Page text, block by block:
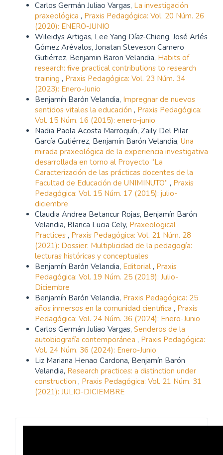
Carlos Germán Juliao Vargas, La investigación
praxeológica , Praxis Pedagógica: Vol. 20 Núm. 26
(2020): ENERO-JUNIO
Wileidys Artigas, Lee Yang Díaz-Chieng, José Arlés
Gómez Arévalos, Jonatan Steveson Camero
Gutiérrez, Benjamin Baron Velandia, Habits of
research: five practical contributions to research
training , Praxis Pedagógica: Vol. 23 Núm. 34
(2023): Enero-Junio
Benjamín Barón Velandia, Impregnar de nuevos
sentidos vitales la educación , Praxis Pedagógica:
Vol. 15 Núm. 16 (2015): enero-junio
Nadia Paola Acosta Marroquín, Zaily Del Pilar
García Gutiérrez, Benjamín Barón Velandia, Una
mirada praxeológica de la experiencia investigativa
desarrollada en torno al Proyecto “La
Caracterización de las prácticas docentes de la
Facultad de Educación de UNIMINUTO” , Praxis
Pedagógica: Vol. 15 Núm. 17 (2015): julio-
diciembre
Claudia Andrea Betancur Rojas, Benjamín Barón
Velandia, Blanca Lucia Cely, Praxeological
Practices , Praxis Pedagógica: Vol. 21 Núm. 28
(2021): Dossier: Multiplicidad de la pedagogía:
lecturas históricas y conceptuales
Benjamín Barón Velandia, Editorial , Praxis
Pedagógica: Vol. 19 Núm. 25 (2019): Julio-
Diciembre
Benjamín Barón Velandia, Praxis Pedagógica: 25
años inmersos en la comunidad científica , Praxis
Pedagógica: Vol. 24 Núm. 36 (2024): Enero-Junio
Carlos Germán Juliao Vargas, Senderos de la
autobiografía contemporánea , Praxis Pedagógica:
Vol. 24 Núm. 36 (2024): Enero-Junio
Liz Mariana Henao Cardona, Benjamín Barón
Velandia, Research practices: a distinction under
construction , Praxis Pedagógica: Vol. 21 Núm. 31
(2021): JULIO-DICIEMBRE
Revista